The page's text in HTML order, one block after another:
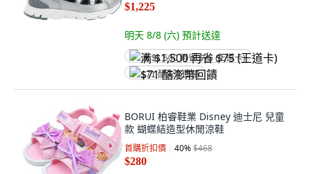
$1,225
明天 8/8 (六) 預計送達
满 $1,500 再省 $75 (王道卡)
$71 酷澎幣回饋
BORUI 柏睿鞋業 Disney 迪士尼 兒童
款 蝴蝶結造型休閒涼鞋
首購折扣價 40%$468
$280